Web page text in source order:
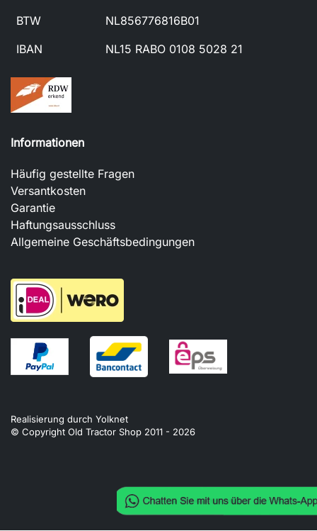
BTW
NL856776816B01
IBAN
NL15 RABO 0108 5028 21
Informationen
Häufig gestellte Fragen
Versantkosten
Garantie
Haftungsausschluss
Allgemeine Geschäftsbedingungen
Realisierung durch Yolknet
© Copyright Old Tractor Shop 2011 - 2026